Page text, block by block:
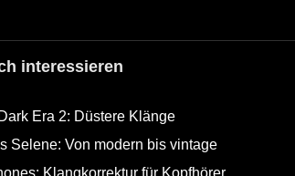
interessieren
Era 2: Düstere Klänge
Selene: Von modern bis vintage
Klangkorrektur für Kopfhörer